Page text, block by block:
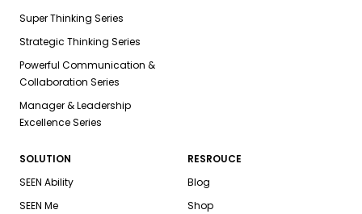
Super Thinking Series
Strategic Thinking Series
Powerful Communication &
Collaboration Series
Manager & Leadership
Excellence Series
SOLUTION
SEEN Ability
SEEN Me
RESROUCE
Blog
Shop